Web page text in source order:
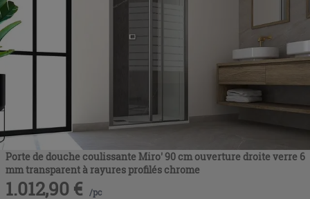
Porte de douche coulissante Miro' 90 cm ouverture droite verre 6
mm transparent à rayures profilés chrome
1.012,90 € /pc